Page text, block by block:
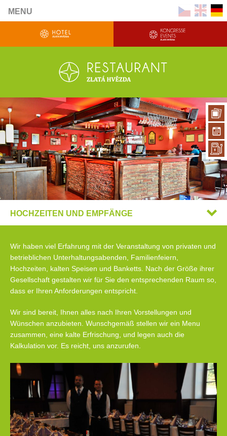
MENU
HOCHZEITEN UND EMPFÄNGE
Wir haben viel Erfahrung mit der Veranstaltung von privaten und
betrieblichen Unterhaltungsabenden, Familienfeiern,
Hochzeiten, kalten Speisen und Banketts. Nach der Größe ihrer
Gesellschaft gestalten wir für Sie den entsprechenden Raum so,
dass er Ihren Anforderungen entspricht.
Wir sind bereit, Ihnen alles nach Ihren Vorstellungen und
Wünschen anzubieten. Wunschgemäß stellen wir ein Menu
zusammen, eine kalte Erfrischung, und legen auch die
Kalkulation vor. Es reicht, uns anzurufen.